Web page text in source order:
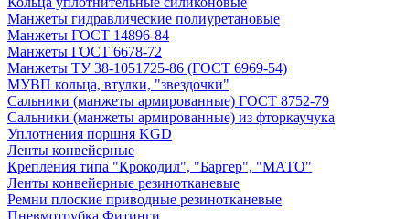
Манжеты гидравлические полиуретановые
Манжеты ГОСТ 14896-84
Манжеты ГОСТ 6678-72
Манжеты ТУ 38-1051725-86 (ГОСТ 6969-54)
МУВП кольца, втулки, "звездочки"
Сальники (манжеты армированные) ГОСТ 8752-79
Сальники (манжеты армированные) из фторкаучука
Уплотнения поршня KGD
Ленты конвейерные
Крепления типа "Крокодил", "Баргер", "МАТО"
Ленты конвейерные резинотканевые
Ремни плоские приводные резинотканевые
Пневмотрубка Фитинги